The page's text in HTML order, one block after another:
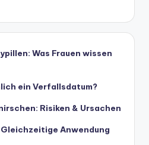
Was Frauen wissen
ein Verfallsdatum?
Risiken & Ursachen
Anwendung